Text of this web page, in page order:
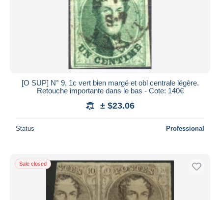
[O SUP] N° 9, 1c vert bien margé et obl centrale légère.
Retouche importante dans le bas - Cote: 140€
± $23.06
Status Professional
Sale closed